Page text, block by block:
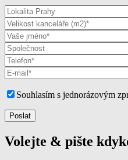
Souhlasím s jednorázovým
Volejte & pište